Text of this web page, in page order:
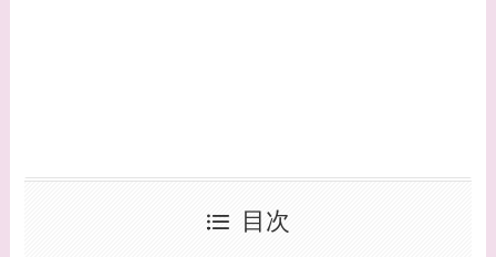
目次